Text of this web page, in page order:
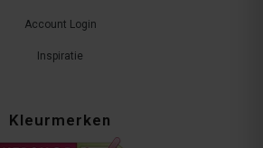
Account Login
Inspiratie
Kleurmerken